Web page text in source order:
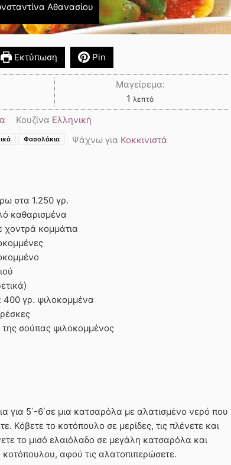
Αθανασίου
Εκτύπωση Pin
Μαγείρεμα:
1 λεπτό
Κουζίνα Ελληνική
Φασολάκια Ψάχνω για Κοκκινιστά
στα 1.250 γρ.
καθαρισμένα
χοντρά κομμάτια
400 γρ. ψιλοκομμένα
της σούπας ψιλοκομμένος
για 5΄-6΄σε μια κατσαρόλα με αλατισμένο νερό που
Κόβετε το κοτόπουλο σε μερίδες, τις πλένετε και
το μισό ελαιόλαδο σε μεγάλη κατσαρόλα και
κοτόπουλου, αφού τις αλατοπιπερώσετε.